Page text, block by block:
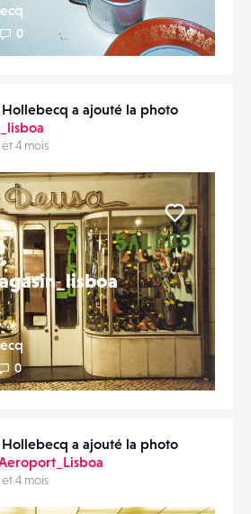
0
a ajouté la photo
et 4 mois
0
a ajouté la photo
et 4 mois